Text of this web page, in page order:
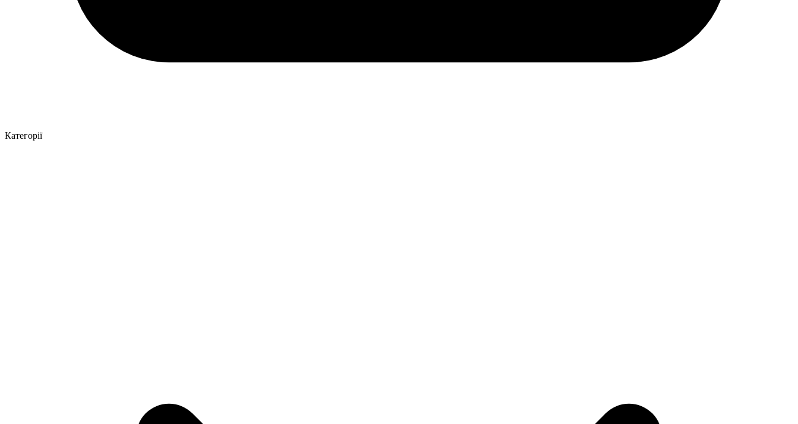
Категорії